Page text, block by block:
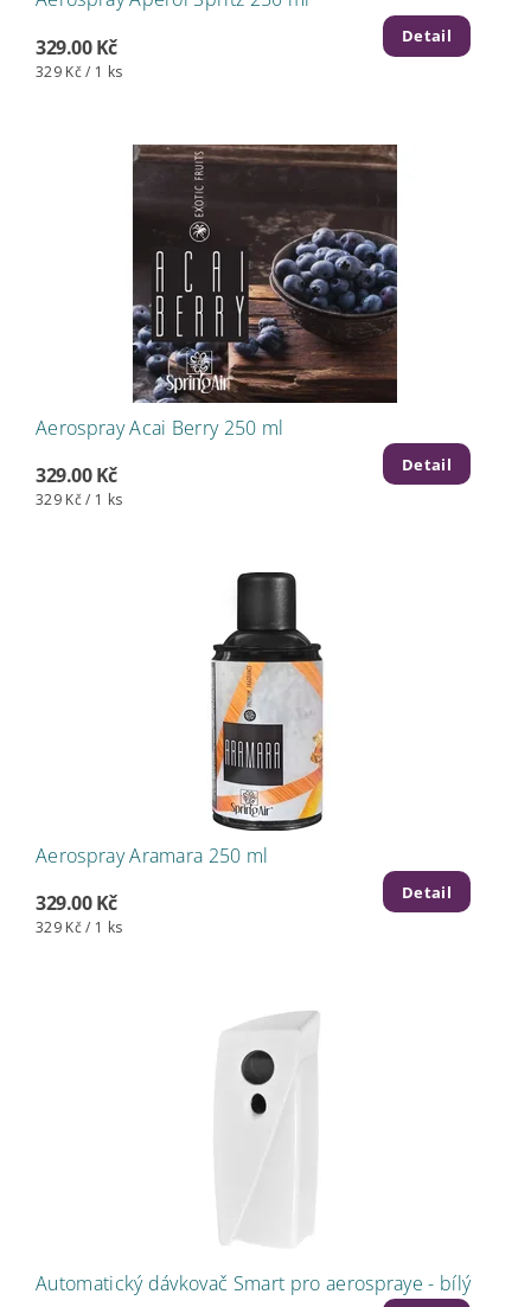
329.00 Kč
329 Kč / 1 ks
Detail
Aerospray Acai Berry 250 ml
329.00 Kč
329 Kč / 1 ks
Detail
Aerospray Aramara 250 ml
329.00 Kč
329 Kč / 1 ks
Detail
Automatický dávkovač Smart pro aerospraye - bílý